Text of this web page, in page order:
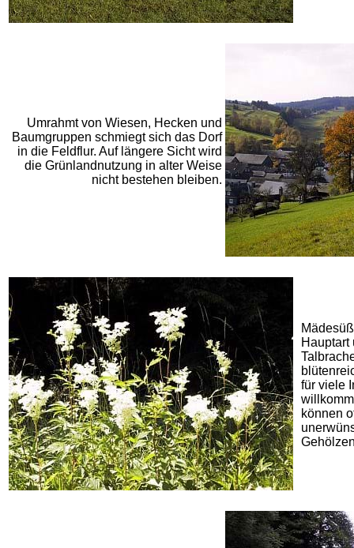
Umrahmt von Wiesen, Hecken und
Baumgruppen schmiegt sich das Dorf
in die Feldflur. Auf längere Sicht wird
die Grünlandnutzung in alter Weise
nicht bestehen bleiben.
Hauptart
für viele
können